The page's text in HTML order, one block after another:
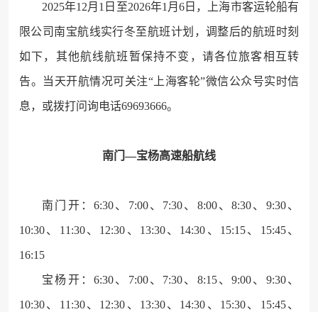
2025年12月1日至2026年1月6日，上海市客运轮船有
限公司南宝航线实行冬至航班计划，调整后的航班时刻
如下，其他航线航班暂保持不变，请各位旅客相互转
告。当天开航情况可关注“上海客轮”微信公众号实时信
息，或拨打问询电话69693666。
南门—宝杨高速船航线
南门开：6:30、7:00、7:30、8:00、8:30、9:30、
10:30、11:30、12:30、13:30、14:30、15:15、15:45、
16:15
宝杨开：6:30、7:00、7:30、8:15、9:00、9:30、
10:30、11:30、12:30、13:30、14:30、15:30、15:45、